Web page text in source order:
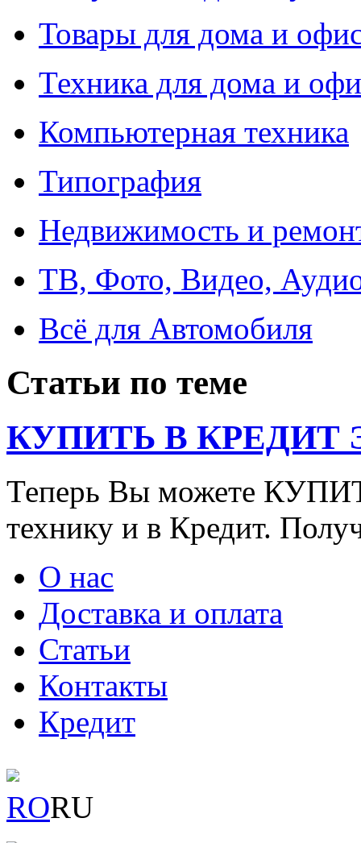
Товары для дома и
Техника для дома и
Компьютерная техника
Типография
Недвижимость и
ТВ, Фото, Видео,
Всё для Автомобиля
Статьи по теме
КУПИТЬ В КРЕДИТ
Теперь Вы можете
технику и в Кредит.
О нас
Доставка и оплата
Статьи
Контакты
Кредит
RORU